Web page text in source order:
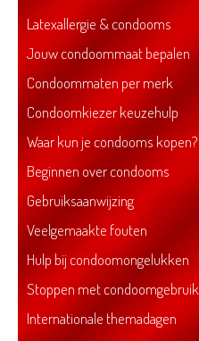
Latexallergie & condooms
Jouw condoommaat bepalen
Condoommaten per merk
Condoomkiezer keuzehulp
Waar kun je condooms kopen?
Beginnen over condooms
Gebruiksaanwijzing
Veelgemaakte fouten
Hulp bij condoomongelukken
Stoppen met condoomgebruik
Internationale themadagen